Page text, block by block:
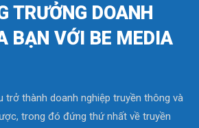
TRƯỞNG DOANH
BẠN VỚI BE MEDIA
trở thành doanh nghiệp truyền thông và
trong đó đứng thứ nhất về truyền